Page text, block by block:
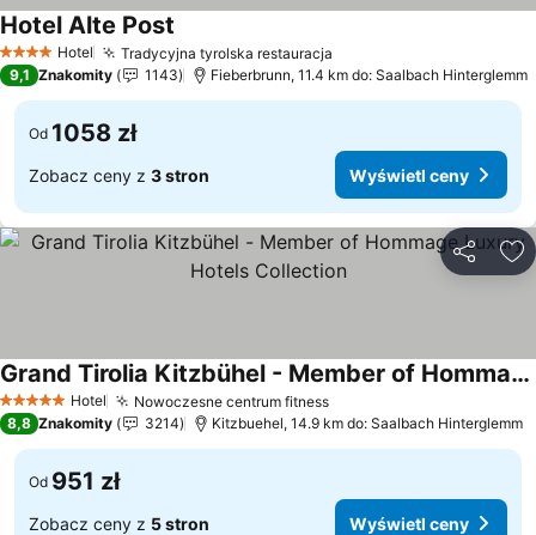
4 KategoriaHotel Tradycyjna tyrolska restauracja
Hotel Alte Post
9,1 Znakomity 1143 Fieberbrunn, 11.4 km do: Saalbach Hinterglemm
Od 1058 zł
Zobacz ceny z 3 stron Wyświetl ceny
5 KategoriaHotel Nowoczesne centrum fitnessWyświetl ceny
Grand Tirolia Kitzbühel - Member of Hommage Luxury Hotels Collection
Wyświetl ceny
8,8 Znakomity 3214 Kitzbuehel, 14.9 km do: Saalbach Hinterglemm
Od 951 zł
Zobacz ceny z 5 stron Wyświetl ceny